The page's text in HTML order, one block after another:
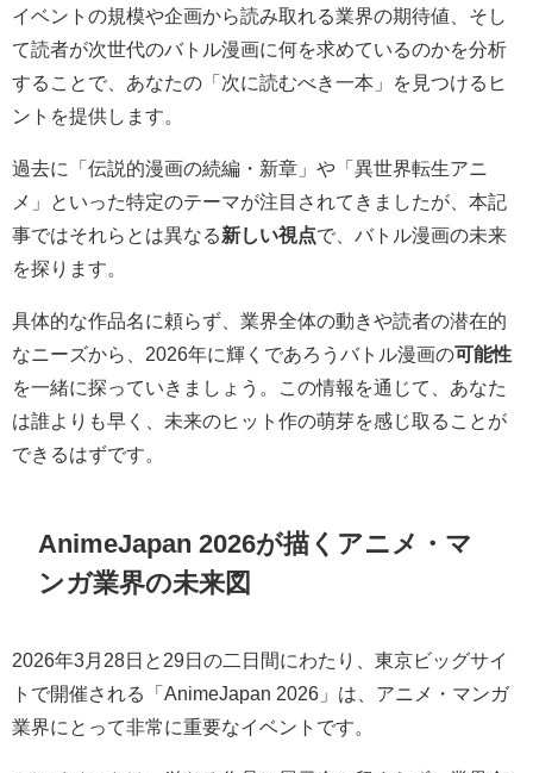
イベントの規模や企画から読み取れる業界の期待値、そし
て読者が次世代のバトル漫画に何を求めているのかを分析
することで、あなたの「次に読むべき一本」を見つけるヒ
ントを提供します。
過去に「伝説的漫画の続編・新章」や「異世界転生アニ
メ」といった特定のテーマが注目されてきましたが、本記
事ではそれらとは異なる新しい視点で、バトル漫画の未来
を探ります。
具体的な作品名に頼らず、業界全体の動きや読者の潜在的
なニーズから、2026年に輝くであろうバトル漫画の可能性
を一緒に探っていきましょう。この情報を通じて、あなた
は誰よりも早く、未来のヒット作の萌芽を感じ取ることが
できるはずです。
AnimeJapan 2026が描くアニメ・マ
ンガ業界の未来図
2026年3月28日と29日の二日間にわたり、東京ビッグサイ
トで開催される「AnimeJapan 2026」は、アニメ・マンガ
業界にとって非常に重要なイベントです。